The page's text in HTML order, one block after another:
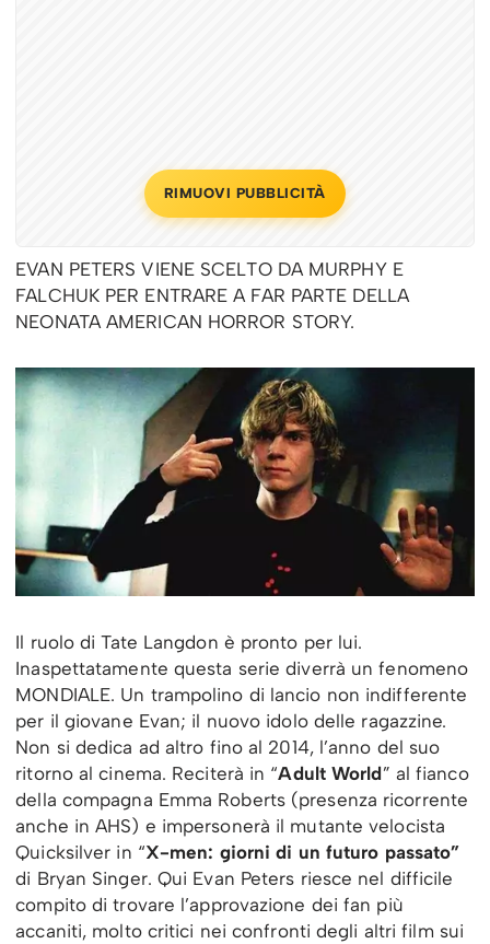
RIMUOVI PUBBLICITÀ
EVAN PETERS VIENE SCELTO DA MURPHY E
FALCHUK PER ENTRARE A FAR PARTE DELLA
NEONATA AMERICAN HORROR STORY.
Il ruolo di Tate Langdon è pronto per lui.
Inaspettatamente questa serie diverrà un fenomeno
MONDIALE. Un trampolino di lancio non indifferente
per il giovane Evan; il nuovo idolo delle ragazzine.
Non si dedica ad altro fino al 2014, l’anno del suo
ritorno al cinema. Reciterà in “Adult World” al fianco
della compagna Emma Roberts (presenza ricorrente
anche in AHS) e impersonerà il mutante velocista
Quicksilver in “X-men: giorni di un futuro passato”
di Bryan Singer. Qui Evan Peters riesce nel difficile
compito di trovare l’approvazione dei fan più
accaniti, molto critici nei confronti degli altri film sui